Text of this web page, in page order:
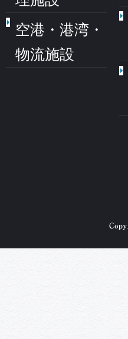
空港・港湾・
物流施設